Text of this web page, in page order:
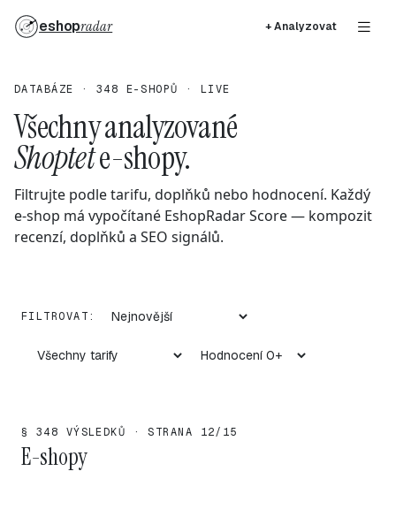
eshopradar + Analyzovat
DATABÁZE · 348 E-SHOPŮ · LIVE
Všechny analyzované
Shoptete-shopy.
Filtrujte podle tarifu, doplňků nebo hodnocení. Každý
e-shop má vypočítané EshopRadar Score — kompozit
recenzí, doplňků a SEO signálů.
FILTROVAT:
§ 348 VÝSLEDKŮ · STRANA 12/15
E-shopy